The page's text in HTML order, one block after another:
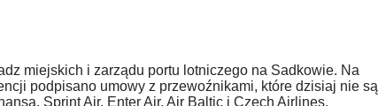
miejskich i zarządu portu lotniczego na Sadkowie. Na
podpisano umowy z przewoźnikami, które dzisiaj nie są
Sprint Air, Enter Air, Air Baltic i Czech Airlines.